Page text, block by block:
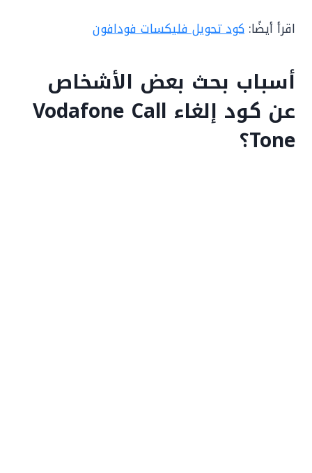
اقرأ أيضًا: كود تحويل فليكسات فودافون
أسباب بحث بعض الأشخاص
عن كود إلغاء Vodafone Call
Tone؟